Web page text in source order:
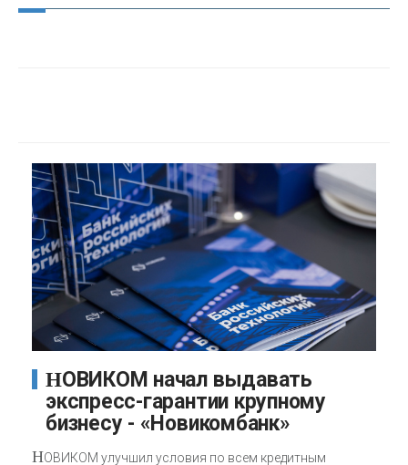
НОВИКОМ начал выдавать
экспресс-гарантии крупному
бизнесу - «Новикомбанк»
НОВИКОМ улучшил условия по всем кредитным